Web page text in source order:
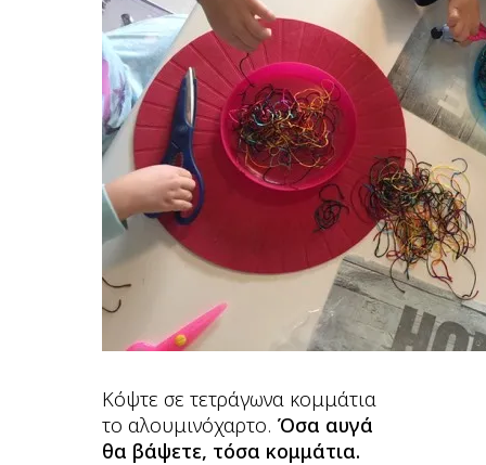
Κόψτε σε τετράγωνα κομμάτια
το αλουμινόχαρτο. Όσα αυγά
θα βάψετε, τόσα κομμάτια.